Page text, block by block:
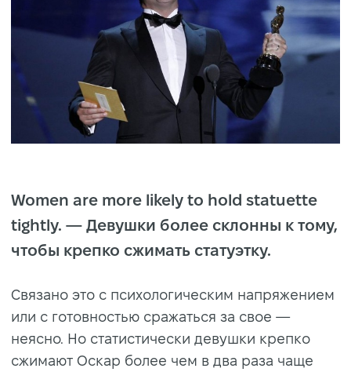
Women are more likely to hold statuette
tightly. — Девушки более склонны к тому,
чтобы крепко сжимать статуэтку.
Связано это с психологическим напряжением
или с готовностью сражаться за свое —
неясно. Но статистически девушки крепко
сжимают Оскар более чем в два раза чаще